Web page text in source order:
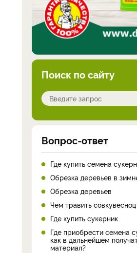
Поиск по сайту
Вопрос-ответ
Где купить семена
Обрезка деревьев в
Обрезка деревьев
Чем травить совкувесноц
Где купить сукерник
Где приобрести семена
как в дальнейшем
материал?